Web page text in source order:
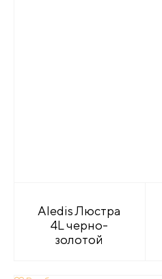
Aledis Люстра
4L черно-
золотой